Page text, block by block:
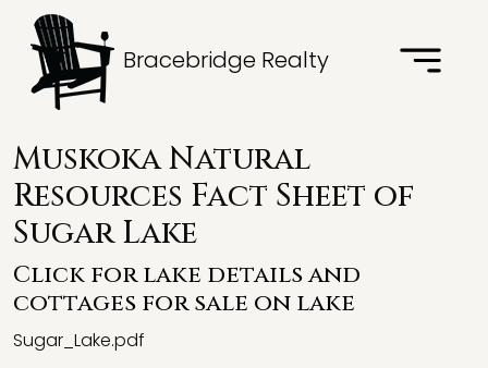
Bracebridge Realty
Muskoka Natural
Resources Fact Sheet of
Sugar Lake
Click for lake details and
cottages for sale on lake
Sugar_Lake.pdf